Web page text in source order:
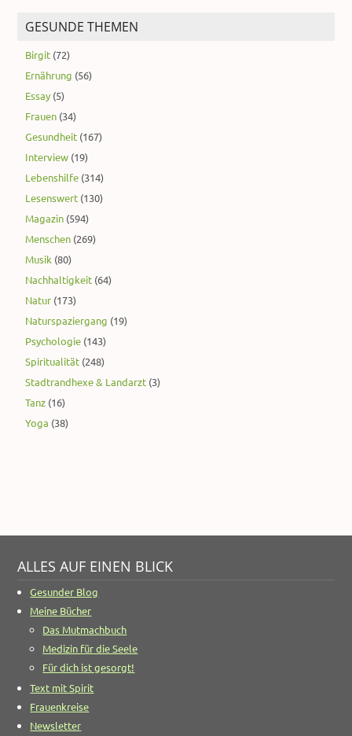
GESUNDE THEMEN
Birgit (72)
Ernährung (56)
Essay (5)
Frauen (34)
Gesundheit (167)
Interview (19)
Lebenshilfe (314)
Lesenswert (130)
Magazin (594)
Menschen (269)
Musik (80)
Nachhaltigkeit (64)
Natur (173)
Naturspaziergang (19)
Psychologie (143)
Spiritualität (248)
Stadtrandhexe & Landarzt (3)
Tanz (16)
Yoga (38)
ALLES AUF EINEN BLICK
Gesunder Blog
Meine Bücher
Das Mutmachbuch
Medizin für die Seele
Für dich ist gesorgt!
Text mit Spirit
Frauenkreise
Newsletter